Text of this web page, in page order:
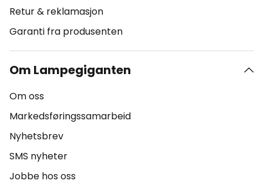
Retur & reklamasjon
Garanti fra produsenten
Om Lampegiganten
Om oss
Markedsføringssamarbeid
Nyhetsbrev
SMS nyheter
Jobbe hos oss